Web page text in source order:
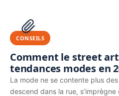
PUBLICITÉ
CONSEILS
Comment le street
tendances modes en
La mode ne se contente plus
descend dans la rue, s’imprègne